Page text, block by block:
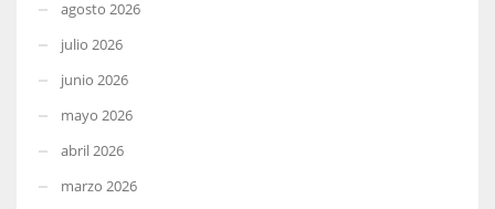
agosto 2026
julio 2026
junio 2026
mayo 2026
abril 2026
marzo 2026